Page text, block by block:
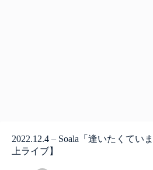
2022.12.4 – Soala「逢いたくてい
上ライブ】